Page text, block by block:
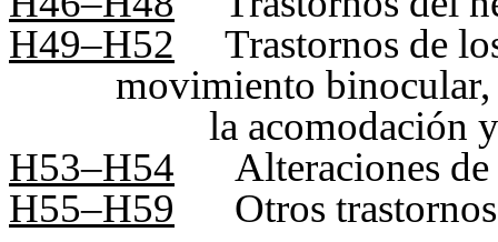
H49–H52
Trastornos de
movimiento binocular,
la acomodación
H53–H54
Alteraciones
H55–H59
Otros